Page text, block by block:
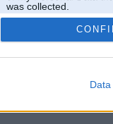
was collected.
Opted Out
auto klubs un nav saistīts ar